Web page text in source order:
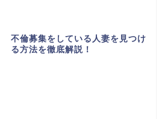
不倫募集をしている人妻を見つけ
る方法を徹底解説！